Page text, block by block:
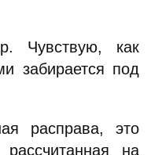
Чувствую, как
забирается под
расправа, это
рассчитанная на